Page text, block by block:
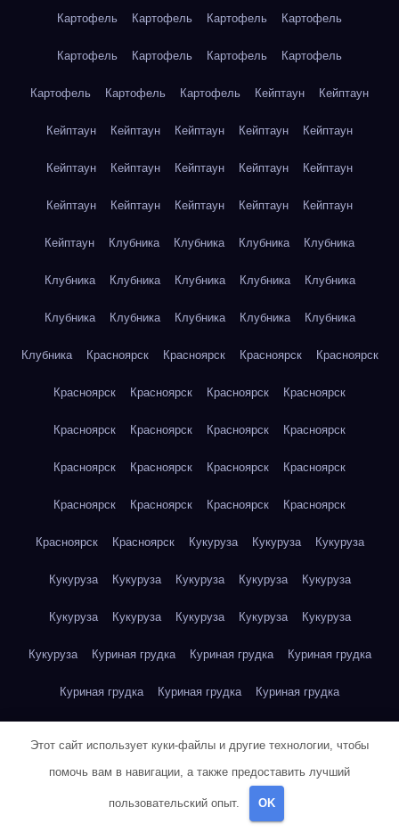
Картофель Картофель Картофель Картофель
Картофель Картофель Картофель Картофель
Картофель Картофель Картофель Кейптаун Кейптаун
Кейптаун Кейптаун Кейптаун Кейптаун Кейптаун
Кейптаун Кейптаун Кейптаун Кейптаун Кейптаун
Кейптаун Кейптаун Кейптаун Кейптаун Кейптаун
Кейптаун Клубника Клубника Клубника Клубника
Клубника Клубника Клубника Клубника Клубника
Клубника Клубника Клубника Клубника Клубника
Клубника Красноярск Красноярск Красноярск Красноярск
Красноярск Красноярск Красноярск Красноярск
Красноярск Красноярск Красноярск Красноярск
Красноярск Красноярск Красноярск Красноярск
Красноярск Красноярск Красноярск Красноярск
Красноярск Красноярск Кукуруза Кукуруза Кукуруза
Кукуруза Кукуруза Кукуруза Кукуруза Кукуруза
Кукуруза Кукуруза Кукуруза Кукуруза Кукуруза
Кукуруза Куриная грудка Куриная грудка Куриная грудка
Куриная грудка Куриная грудка Куриная грудка
Куриная грудка Куриная грудка Куриная грудка
Куриная грудка Куриная грудка Куриная грудка
Этот сайт использует куки-файлы и другие технологии, чтобы
помочь вам в навигации, а также предоставить лучший
пользовательский опыт. OK